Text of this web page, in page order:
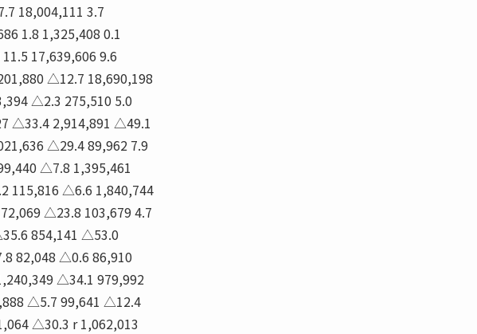
18,004,111 3.7
1.8 1,325,408 0.1
17,639,606 9.6
△12.7 18,690,198
△2.3 275,510 5.0
△33.4 2,914,891 △49.1
△29.4 89,962 7.9
△7.8 1,395,461
115,816 △6.6 1,840,744
△23.8 103,679 4.7
854,141 △53.0
82,048 △0.6 86,910
△34.1 979,992
△5.7 99,641 △12.4
△30.3 r 1,062,013